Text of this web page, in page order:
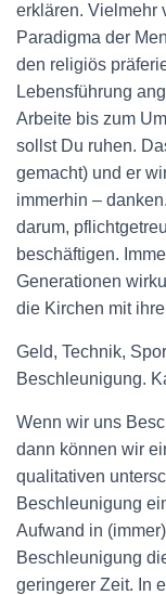
erklären. Vielmehr
Paradigma der
den religiös
Lebensführung
Arbeite bis zum
sollst Du ruhen.
gemacht) und er
immerhin –
darum,
beschäftigen.
Generationen
die Kirchen mit
Geld, Technik,
Beschleunigung.
Wenn wir uns
dann können wir
qualitativen
Beschleunigung
Aufwand in
Beschleunigung
geringerer Zeit. In